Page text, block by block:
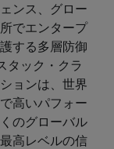
ンス、グロー
でエンタープ
する多層防御
タック・クラ
ョンは、世界
高いパフォー
のグローバル
高レベルの信